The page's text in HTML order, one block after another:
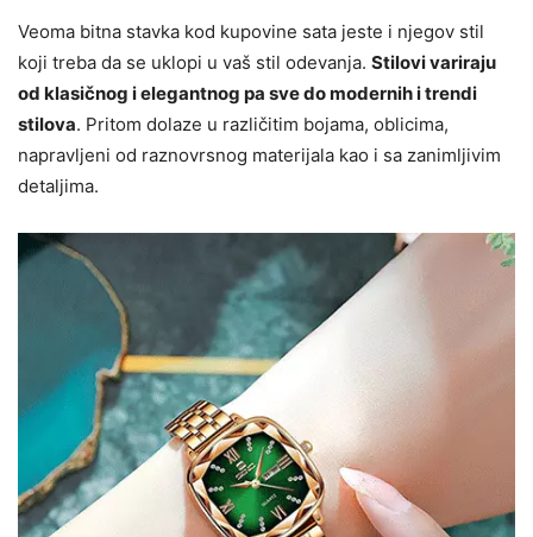
Veoma bitna stavka kod kupovine sata jeste i njegov stil
koji treba da se uklopi u vaš stil odevanja. Stilovi variraju
od klasičnog i elegantnog pa sve do modernih i trendi
stilova. Pritom dolaze u različitim bojama, oblicima,
napravljeni od raznovrsnog materijala kao i sa zanimljivim
detaljima.